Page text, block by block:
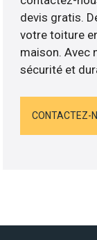
devis gratis.
votre toiture
maison. Avec
sécurité et
CONTACTEZ-